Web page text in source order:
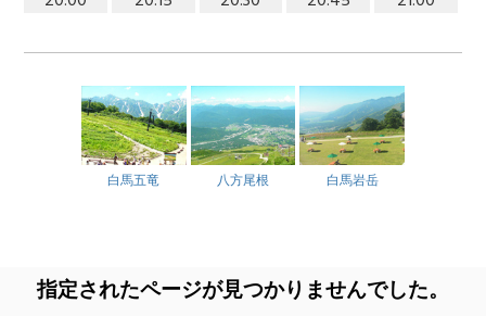
白馬五竜 八方尾根 白馬岩岳